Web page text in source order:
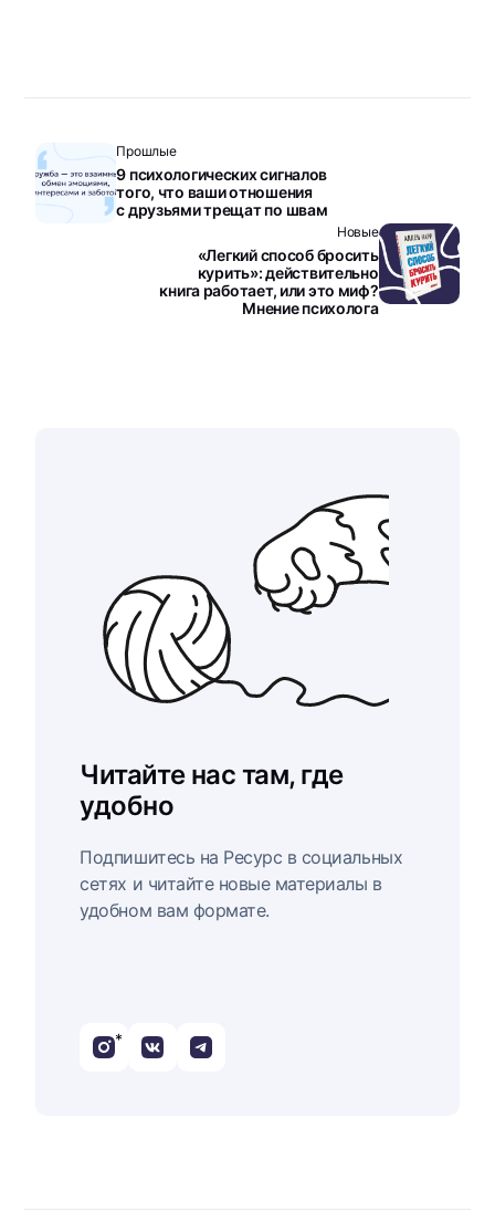
Прошлые
9 психологических сигналов
того, что ваши отношения
с друзьями трещат по швам
Новые
«Легкий способ бросить
курить»: действительно
книга работает, или это миф?
Мнение психолога
Читайте нас там, где
удобно
Подпишитесь на Ресурс в социальных
сетях и читайте новые материалы в
удобном вам формате.
*